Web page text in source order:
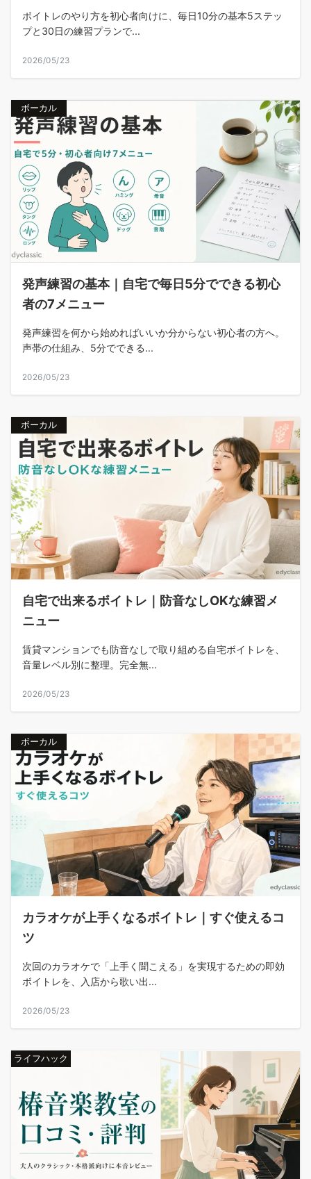
ボイトレのやり方を初心者向けに、毎日10分の基本5ステッ
プと30日の練習プランで...
2026/05/23
ボーカル
発声練習の基本｜自宅で毎日5分でできる初心
者の7メニュー
発声練習を何から始めればいいか分からない初心者の方へ。
声帯の仕組み、5分でできる...
2026/05/23
ボーカル
自宅で出来るボイトレ｜防音なしOKな練習メ
ニュー
賃貸マンションでも防音なしで取り組める自宅ボイトレを、
音量レベル別に整理。完全無...
2026/05/23
ボーカル
カラオケが上手くなるボイトレ｜すぐ使えるコ
ツ
次回のカラオケで「上手く聞こえる」を実現するための即効
ボイトレを、入店から歌い出...
2026/05/23
ライフハック